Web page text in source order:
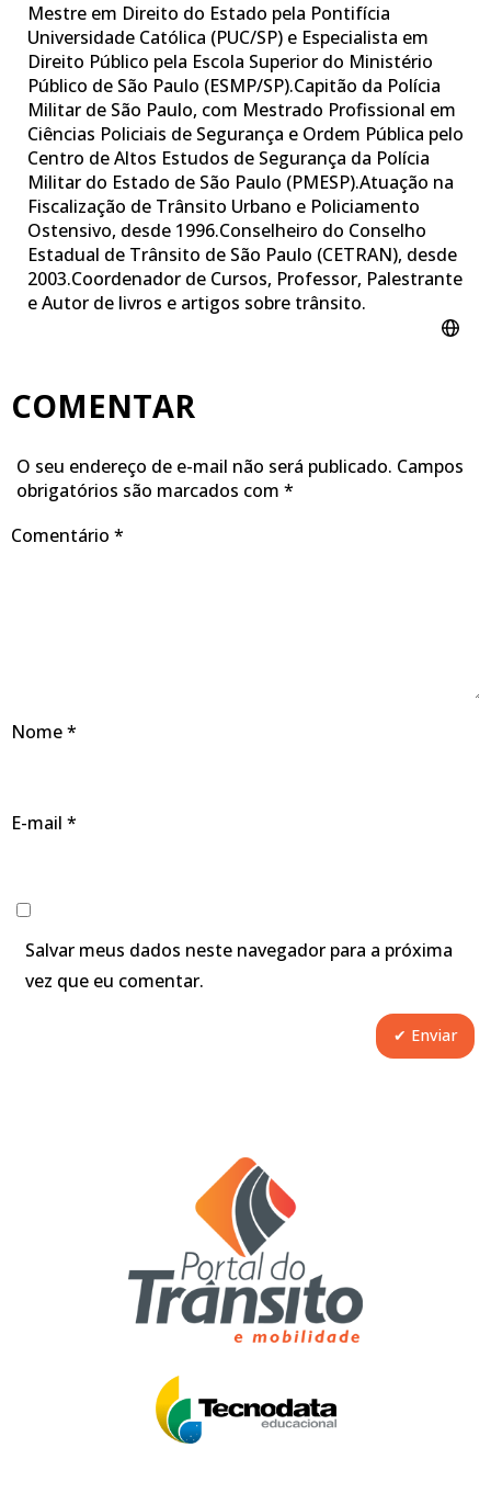
Mestre em Direito do Estado pela Pontifícia
Universidade Católica (PUC/SP) e Especialista em
Direito Público pela Escola Superior do Ministério
Público de São Paulo (ESMP/SP).Capitão da Polícia
Militar de São Paulo, com Mestrado Profissional em
Ciências Policiais de Segurança e Ordem Pública pelo
Centro de Altos Estudos de Segurança da Polícia
Militar do Estado de São Paulo (PMESP).Atuação na
Fiscalização de Trânsito Urbano e Policiamento
Ostensivo, desde 1996.​Conselheiro do Conselho
Estadual de Trânsito de São Paulo (CETRAN), desde
2003.Coordenador de Cursos, Professor, Palestrante
e Autor de livros e artigos sobre trânsito.
COMENTAR
O seu endereço de e-mail não será publicado. Campos
obrigatórios são marcados com *
Comentário *
Nome*
E-mail *
Salvar meus dados neste navegador para a próxima
vez que eu comentar.